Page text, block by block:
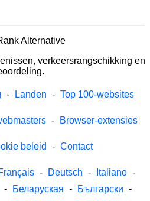
Alternative
verkeersrangschikking en
- Landen - Top 100-websites
- Browser-extensies
beleid - Contact
- Deutsch - Italiano -
- Беларуская - Български -